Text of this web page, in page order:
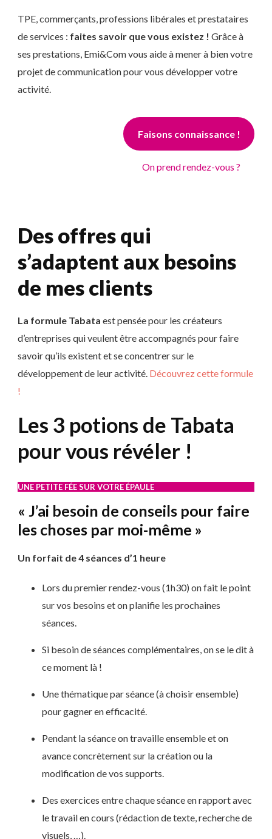
TPE, commerçants, professions libérales et prestataires
de services : faites savoir que vous existez ! Grâce à
ses prestations, Emi&Com vous aide à mener à bien votre
projet de communication pour vous développer votre
activité.
Faisons connaissance !
On prend rendez-vous ?
Des offres qui
s’adaptent aux besoins
de mes clients
La formule Tabata est pensée pour les créateurs
d’entreprises qui veulent être accompagnés pour faire
savoir qu’ils existent et se concentrer sur le
développement de leur activité. Découvrez cette formule
!
Les 3 potions de Tabata
pour vous révéler !
UNE PETITE FÉE SUR VOTRE ÉPAULE
« J’ai besoin de conseils pour faire
les choses par moi-même »
Un forfait de 4 séances d’1 heure
Lors du premier rendez-vous (1h30) on fait le point
sur vos besoins et on planifie les prochaines
séances.
Si besoin de séances complémentaires, on se le dit à
ce moment là !
Une thématique par séance (à choisir ensemble)
pour gagner en efficacité.
Pendant la séance on travaille ensemble et on
avance concrètement sur la création ou la
modification de vos supports.
Des exercices entre chaque séance en rapport avec
le travail en cours (rédaction de texte, recherche de
visuels, …).